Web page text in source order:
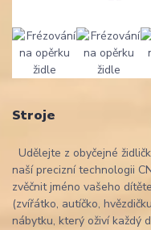
Stroje
Udělejte z obyčejné
naší precizní technologii
zvěčnit jméno vašeho
(zvířátko, autíčko,
nábytku, který oživí každý